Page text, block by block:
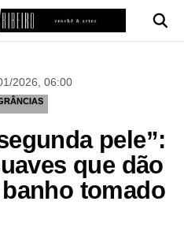
2026, 06:00
pele”:
que dão
tomado